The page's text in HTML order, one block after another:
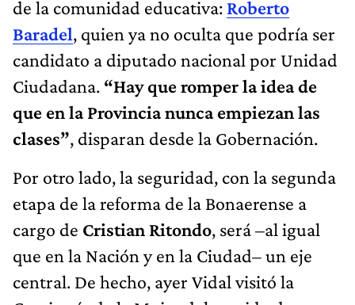
de la comunidad educativa: Roberto
Baradel, quien ya no oculta que podría ser
candidato a diputado nacional por Unidad
Ciudadana. “Hay que romper la idea de
que en la Provincia nunca empiezan las
clases”, disparan desde la Gobernación.
Por otro lado, la seguridad, con la segunda
etapa de la reforma de la Bonaerense a
cargo de Cristian Ritondo, será –al igual
que en la Nación y en la Ciudad– un eje
central. De hecho, ayer Vidal visitó la